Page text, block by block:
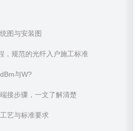
图与安装图
，规范的光纤入户施工标准
与W?
接步骤，一文了解清楚
艺与标准要求